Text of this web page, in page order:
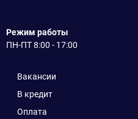
Режим работы
ПН-ПТ 8:00 - 17:00
Вакансии
В кредит
Оплата